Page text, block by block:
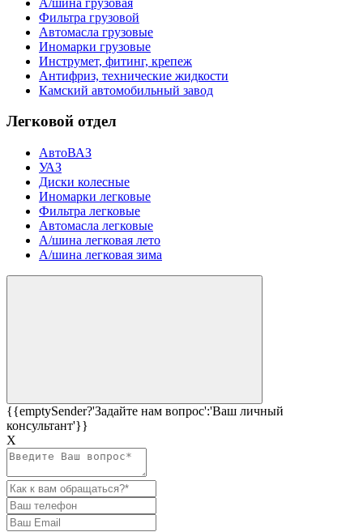
Фильтра грузовой
Автомасла грузовые
Иномарки грузовые
Инструмет, фитинг, крепеж
Антифриз, технические жидкости
Камский автомобильный завод
Легковой отдел
АвтоВАЗ
УАЗ
Диски колесные
Иномарки легковые
Фильтра легковые
Автомасла легковые
А/шина легковая лето
А/шина легковая зима
{{emptySender?'Задайте нам вопрос':'Ваш личный
консультант'}}
Х